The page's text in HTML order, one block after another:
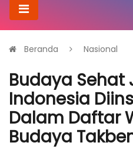
Beranda Nasional
Budaya Sehat
Indonesia
Dalam Daftar
Budaya